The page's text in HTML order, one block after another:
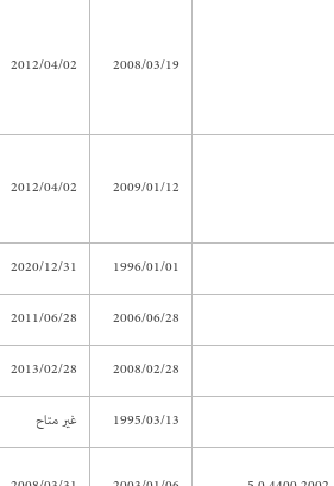
2008/03/19
2012/04/02
2009/01/12
2012/04/02
1996/01/01
2020/12/31
2006/06/28
2011/06/28
2008/02/28
2013/02/28
1995/03/13
غير متاح